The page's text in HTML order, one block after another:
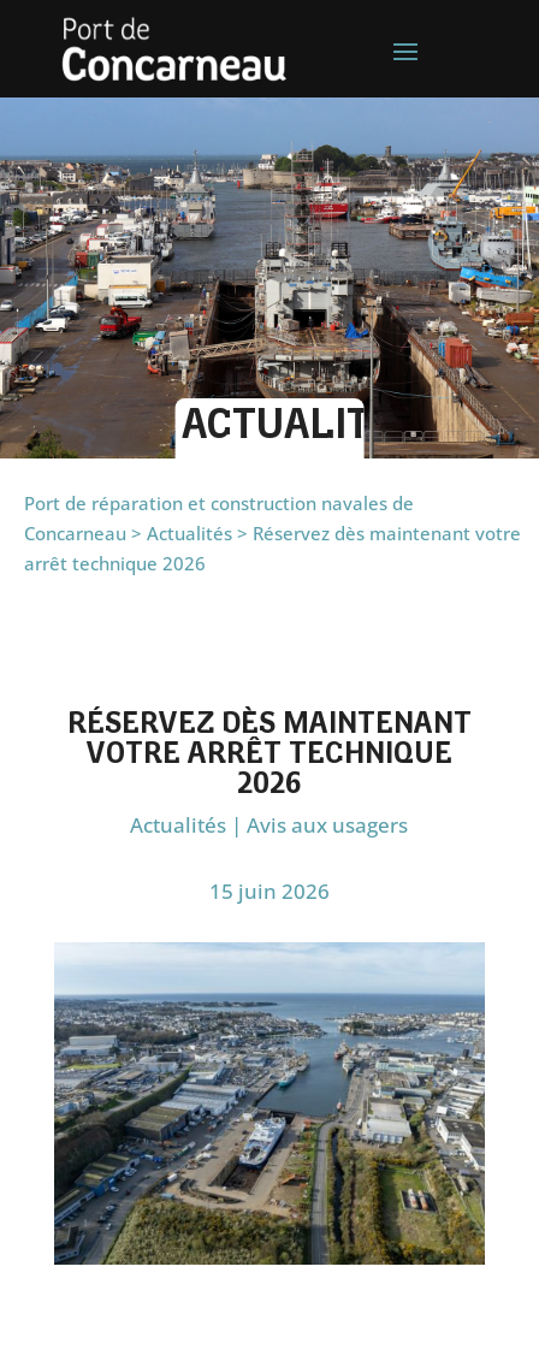
ACTUALITÉS
Port de réparation et construction navales de
Concarneau > Actualités > Réservez dès maintenant votre
arrêt technique 2026
RÉSERVEZ DÈS MAINTENANT
VOTRE ARRÊT TECHNIQUE
2026
Actualités |Avis aux usagers
15 juin 2026